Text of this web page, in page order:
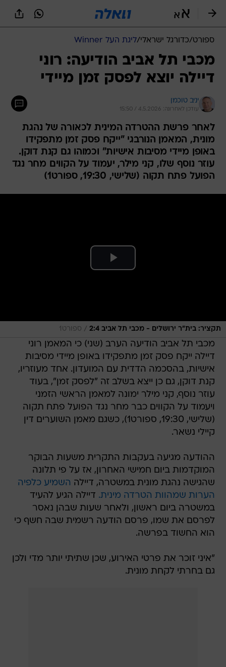
ספורט/כדורגל ישראלי/ליגת העל Winner
מכבי תל אביב הודיעה: רוני
דיילה יוצא לפסק זמן מיידי
יניב טוכמן
עודכן לאחרונה: 4.5.2026 / 15:50
לאחר פרשת ההטרדה המינית לכאורה של נהגת
מונית, המאמן הנורבגי "ייקח פסק זמן מתפקידו
באופן מיידי מסיבות אישיות" וכמוהו גם קנת דוקן.
עוזר נוסף שלו, קני מילר, יעמוד על הקווים מחר נגד
הפועל פתח תקוה (שלישי, 19:30, ספורט1)
תקציר: בית"ר ירושלים - מכבי תל אביב 2:4 / ספורט1
מכבי תל אביב הודיעה הערב (שני) כי המאמן רוני
דיילה ייקח פסק זמן מתפקידו באופן מיידי מסיבות
אישיות, בהסכמה הדדית עם המועדון. אחד מעוזריו,
קנת דוקן, גם כן ייצא בשלב זה "לפסק זמן", בעוד
עוזר נוסף, קני מילר ימונה למאמן הראשי הזמני
ויעמוד על הקווים כבר מחר נגד הפועל פתח תקוה
(שלישי, 19:30, ספורט1), כשגם מאמן השוערים דין
קיילי נשאר.
ההודעה מגיעה בעקבות התקרית משעות הבוקר
המוקדמות ביום חמישי האחרון, אז על פי תלונה
שהגישה נהגת מונית במשטרה, דיילה השמיע כלפיה
הערות שמהוות הטרדה מינית. דיילה הגיע להעיד
במשטרה ביום ראשון, ולאחר שעות שבהן נאסר
לפרסם את שמו, פרסם הודעה רשמית שבה חשף כי
הוא החשוד בפרשה.
"איני זוכר את פרטי האירוע, שכן שתיתי יותר מדי ולכן
גם בחרתי לקחת מונית.